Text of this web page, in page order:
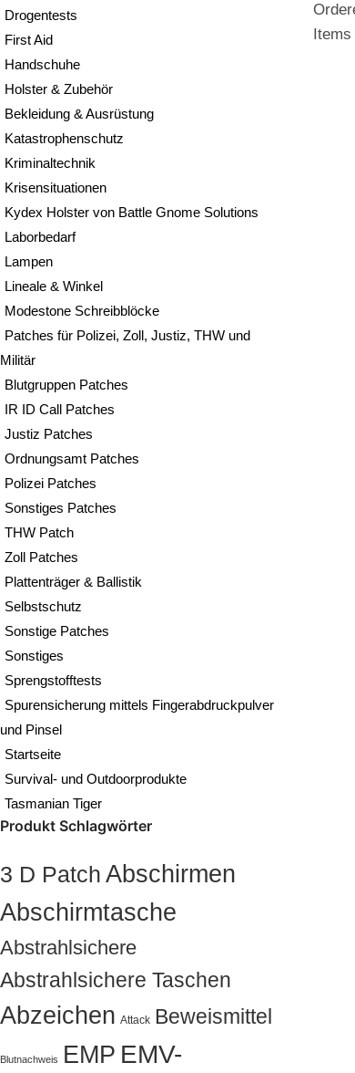
Drogentests
First Aid
Handschuhe
Holster & Zubehör
Bekleidung & Ausrüstung
Katastrophenschutz
Kriminaltechnik
Krisensituationen
Kydex Holster von Battle Gnome Solutions
Laborbedarf
Lampen
Lineale & Winkel
Modestone Schreibblöcke
Patches für Polizei, Zoll, Justiz, THW und
Militär
Blutgruppen Patches
IR ID Call Patches
Justiz Patches
Ordnungsamt Patches
Polizei Patches
Sonstiges Patches
THW Patch
Zoll Patches
Plattenträger & Ballistik
Selbstschutz
Sonstige Patches
Sonstiges
Sprengstofftests
Spurensicherung mittels Fingerabdruckpulver
und Pinsel
Startseite
Survival- und Outdoorprodukte
Tasmanian Tiger
Produkt Schlagwörter
3 D Patch Abschirmen
Abschirmtasche
Abstrahlsichere
Abstrahlsichere Taschen
Abzeichen Attack Beweismittel
Blutnachweis EMP EMV-
Items